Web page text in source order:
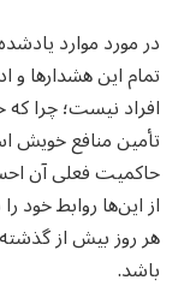
در مورد موارد
تمام این هشدارها
افراد نیست؛ چرا
تأمین منافع خویش
حاکمیت فعلی آن
از این‌ها روابط
هر روز بیش از
باشد.